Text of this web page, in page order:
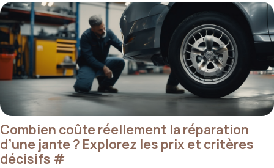
Combien coûte réellement la réparation
d’une jante ? Explorez les prix et critères
décisifs #